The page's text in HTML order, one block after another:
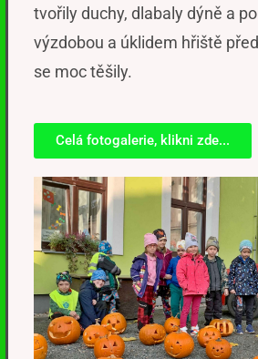
tvořily duchy, dlabaly dýně a
výzdobou a úklidem hřiště
se moc těšily.
Celá fotogalerie, klikni zde...